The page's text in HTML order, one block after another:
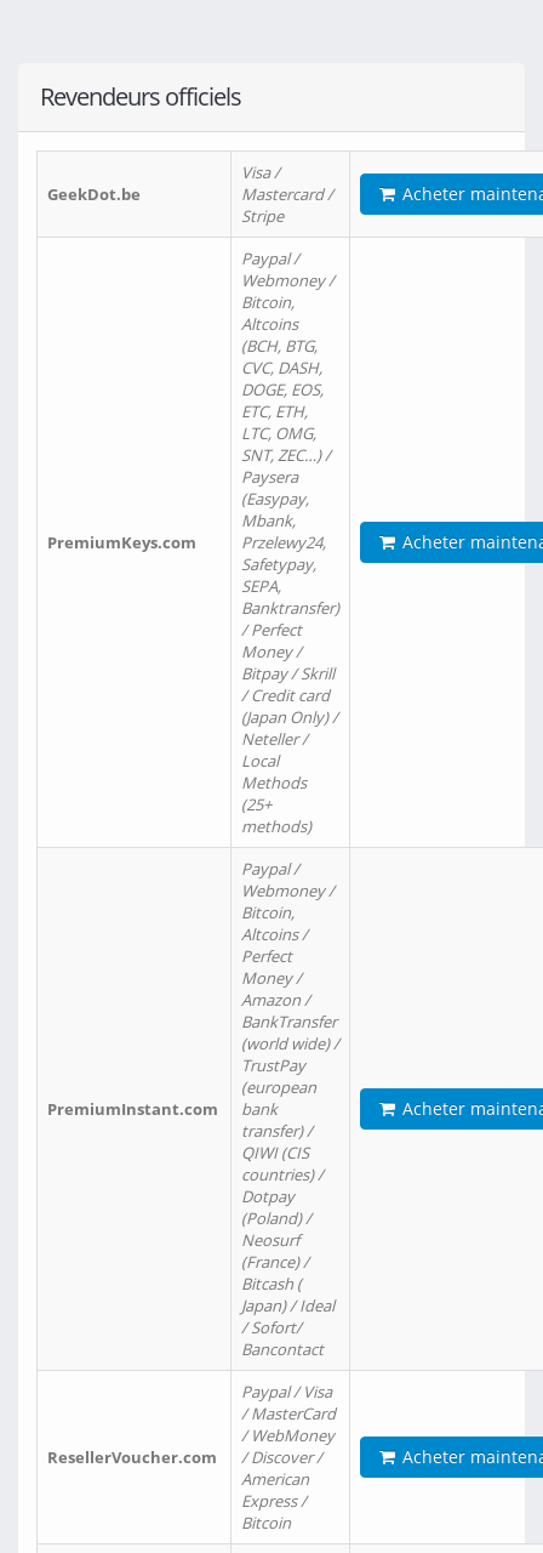
Revendeurs officiels
GeekDot.be
Visa /
Mastercard /
Stripe
Acheter
PremiumKeys.com
Paypal /
Webmoney /
Bitcoin,
Altcoins
(BCH, BTG,
CVC, DASH,
DOGE, EOS,
ETC, ETH,
LTC, OMG,
SNT, ZEC…) /
Paysera
(Easypay,
Mbank,
Przelewy24,
Safetypay,
SEPA,
Banktransfer)
/ Perfect
Money /
Bitpay / Skrill
/ Credit card
(Japan Only) /
Neteller /
Local
Methods
(25+
methods)
Acheter
PremiumInstant.com
Paypal /
Webmoney /
Bitcoin,
Altcoins /
Perfect
Money /
Amazon /
BankTransfer
(world wide) /
TrustPay
(european
bank
transfer) /
QIWI (CIS
countries) /
Dotpay
(Poland) /
Neosurf
(France) /
Bitcash (
Japan) / Ideal
/ Sofort/
Bancontact
Acheter
ResellerVoucher.com
Paypal / Visa
/ MasterCard
/ WebMoney
/ Discover /
American
Express /
Bitcoin
Acheter